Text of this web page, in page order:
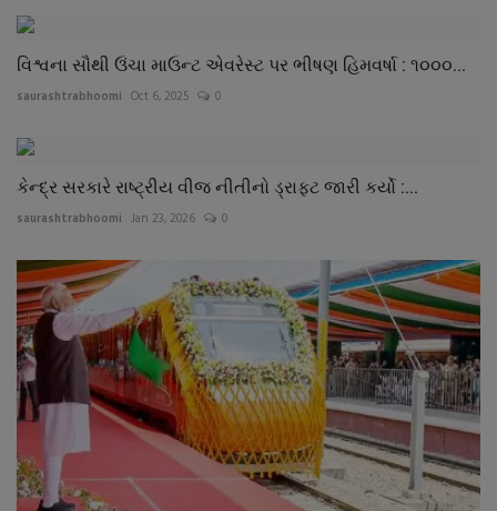
વિશ્વના સૌથી ઉંચા માઉન્ટ એવરેસ્ટ પર ભીષણ હિમવર્ષા : ૧૦૦૦...
saurashtrabhoomi Oct 6, 2025 0
કેન્દ્ર સરકારે રાષ્ટ્રીય વીજ નીતીનો ડ્રાફટ જારી કર્યો :...
saurashtrabhoomi Jan 23, 2026 0